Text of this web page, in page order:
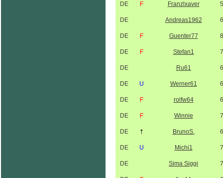
DE F Franzlxaver
DE Andreas1962
DE F Guenter77
DE F Stefan1
DE Ru61
DE U Werner61
DE F rolfw64
DE F Winnie
DE † BrunoS.
DE U Michi1
DE Sima Siggi